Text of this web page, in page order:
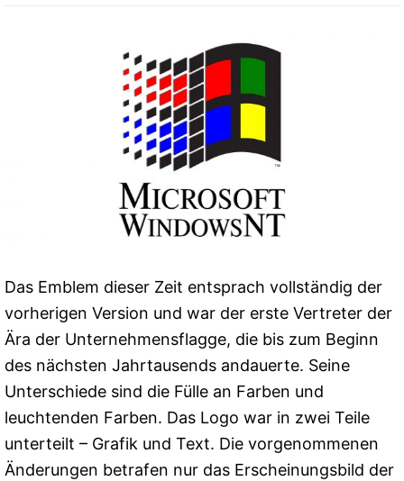
Das Emblem dieser Zeit entsprach vollständig der
vorherigen Version und war der erste Vertreter der
Ära der Unternehmensflagge, die bis zum Beginn
des nächsten Jahrtausends andauerte. Seine
Unterschiede sind die Fülle an Farben und
leuchtenden Farben. Das Logo war in zwei Teile
unterteilt – Grafik und Text. Die vorgenommenen
Änderungen betrafen nur das Erscheinungsbild der